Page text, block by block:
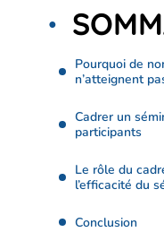
Pourquoi de
n’atteignent
Cadrer un
participants
Le rôle du
l’efficacité du
Conclusion